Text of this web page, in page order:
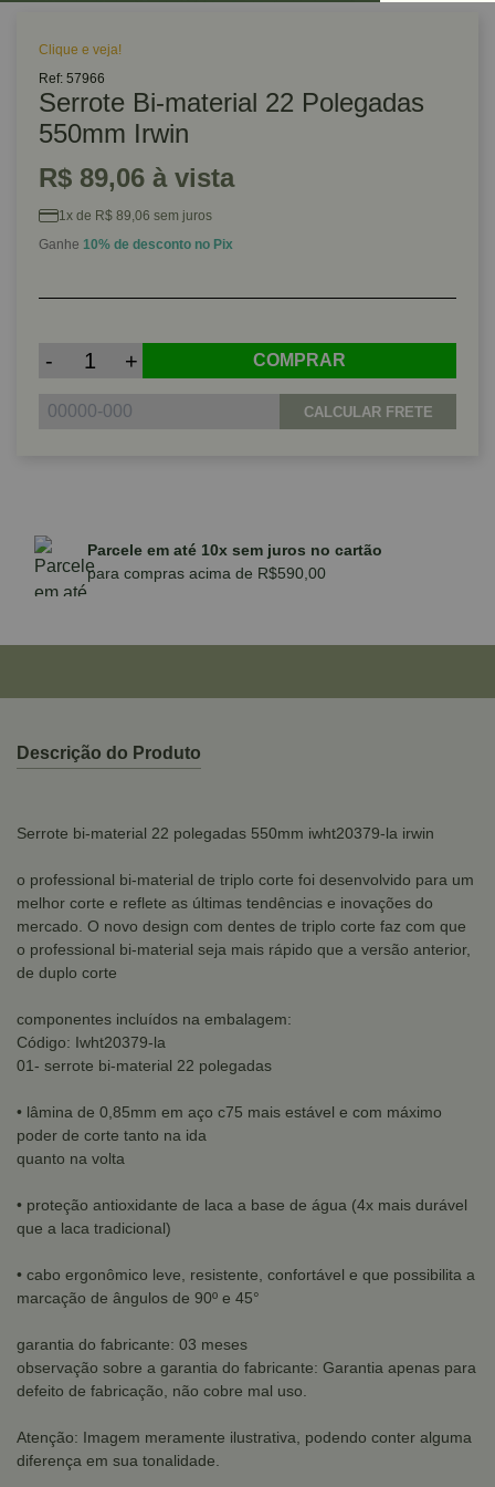
Clique e veja!
Ref: 57966
Serrote Bi-material 22 Polegadas
550mm Irwin
R$ 89,06 à vista
1x de R$ 89,06 sem juros
Ganhe 10% de desconto no Pix
- + COMPRAR
CALCULAR FRETE
Parcele em até 10x sem juros no cartão
para compras acima de R$590,00
Descrição do Produto
Serrote bi-material 22 polegadas 550mm iwht20379-la irwin
o professional bi-material de triplo corte foi desenvolvido para um
melhor corte e reflete as últimas tendências e inovações do
mercado. O novo design com dentes de triplo corte faz com que
o professional bi-material seja mais rápido que a versão anterior,
de duplo corte
componentes incluídos na embalagem:
Código: Iwht20379-la
01- serrote bi-material 22 polegadas
• lâmina de 0,85mm em aço c75 mais estável e com máximo
poder de corte tanto na ida
quanto na volta
• proteção antioxidante de laca a base de água (4x mais durável
que a laca tradicional)
• cabo ergonômico leve, resistente, confortável e que possibilita a
marcação de ângulos de 90º e 45°
garantia do fabricante: 03 meses
observação sobre a garantia do fabricante: Garantia apenas para
defeito de fabricação, não cobre mal uso.
Atenção: Imagem meramente ilustrativa, podendo conter alguma
diferença em sua tonalidade.